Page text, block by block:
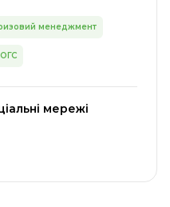
менеджмент
мережі